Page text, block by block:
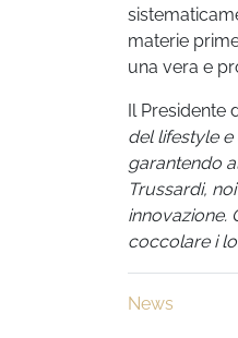
materie
una vera e
Il Presidente
del lifestyle
garantendo
Trussardi,
innovazione.
coccolare i
News